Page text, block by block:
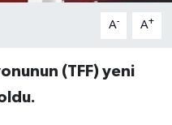
A- A+
(TFF) yeni